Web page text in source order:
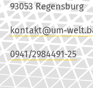
93053 Regensburg
kontakt@um-
0941/2984491-25